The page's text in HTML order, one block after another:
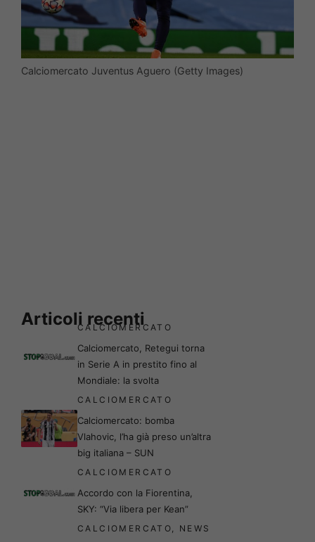
Calciomercato Juventus Aguero (Getty Images)
Articoli recenti
CALCIOMERCATO
Calciomercato, Retegui torna
in Serie A in prestito fino al
Mondiale: la svolta
CALCIOMERCATO
Calciomercato: bomba
Vlahovic, l’ha già preso un’altra
big italiana – SUN
CALCIOMERCATO
Accordo con la Fiorentina,
SKY: “Via libera per Kean”
CALCIOMERCATO NEWS